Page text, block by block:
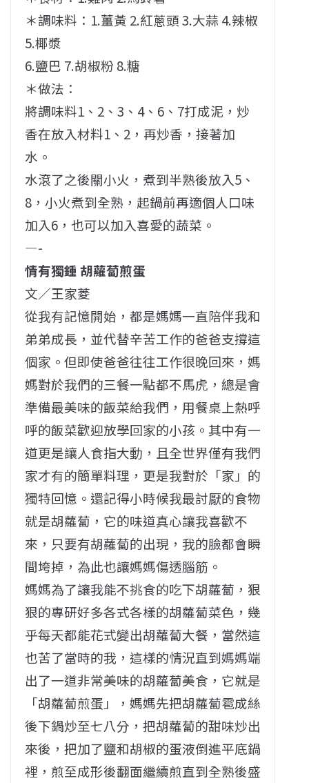
＊調味料：1.薑黃 2.紅蔥頭 3.大蒜 4.辣椒
5.椰漿
6.鹽巴 7.胡椒粉 8.糖
＊做法：
將調味料1、2、3、4、6、7打成泥，炒
香在放入材料1、2，再炒香，接著加
水。
水滾了之後關小火，煮到半熟後放入5、
8，小火煮到全熟，起鍋前再適個人口味
加入6，也可以加入喜愛的蔬菜。
—-
情有獨鍾 胡蘿蔔煎蛋
文／王家菱
從我有記憶開始，都是媽媽一直陪伴我和
弟弟成長，並代替辛苦工作的爸爸支撐這
個家。但即使爸爸往往工作很晚回來，媽
媽對於我們的三餐一點都不馬虎，總是會
準備最美味的飯菜給我們，用餐桌上熱呼
呼的飯菜歡迎放學回家的小孩。其中有一
道更是讓人食指大動，且全世界僅有我們
家才有的簡單料理，更是我對於「家」的
獨特回憶。還記得小時候我最討厭的食物
就是胡蘿蔔，它的味道真心讓我喜歡不
來，只要有胡蘿蔔的出現，我的臉都會瞬
間垮掉，為此也讓媽媽傷透腦筋。
媽媽為了讓我能不挑食的吃下胡蘿蔔，狠
狠的專研好多各式各樣的胡蘿蔔菜色，幾
乎每天都能花式變出胡蘿蔔大餐，當然這
也苦了當時的我，這樣的情況直到媽媽端
出了一道非常美味的胡蘿蔔美食，它就是
「胡蘿蔔煎蛋」，媽媽先把胡蘿蔔雹成絲
後下鍋炒至七八分，把胡蘿蔔的甜味炒出
來後，把加了鹽和胡椒的蛋液倒進平底鍋
裡，煎至成形後翻面繼續煎直到全熟後盛